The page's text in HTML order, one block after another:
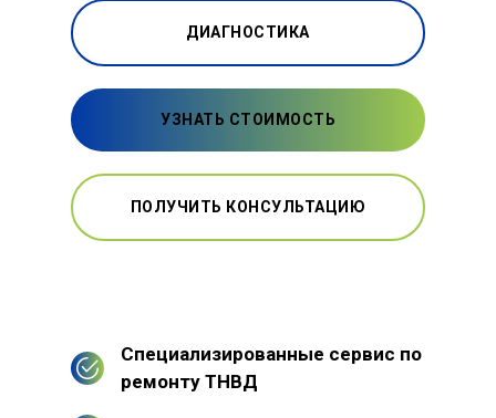
ДИАГНОСТИКА
УЗНАТЬ СТОИМОСТЬ
ПОЛУЧИТЬ КОНСУЛЬТАЦИЮ
Специализированные сервис по
ремонту ТНВД